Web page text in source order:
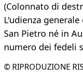
(Colonnato di
L'udienza
San Pietro né in
numero dei fedeli
© RIPRODUZIONE